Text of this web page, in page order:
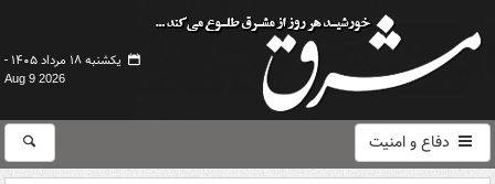
یکشنبه ۱۸ مرداد ۱۴۰۵ -
Aug 9 2026
دفاع و امنیت